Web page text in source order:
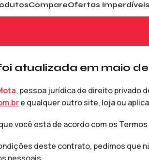
CompareOfertas Imperdíveis
atualizada em maio de
, pessoa jurídica de direito privado
e qualquer outro site, loja ou
você está de acordo com os Termos
deste contrato, pedimos que